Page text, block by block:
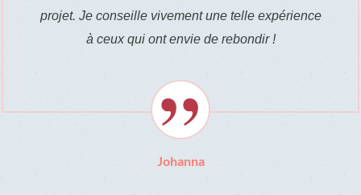
projet. Je conseille vivement une telle expérience
à ceux qui ont envie de rebondir !
Johanna